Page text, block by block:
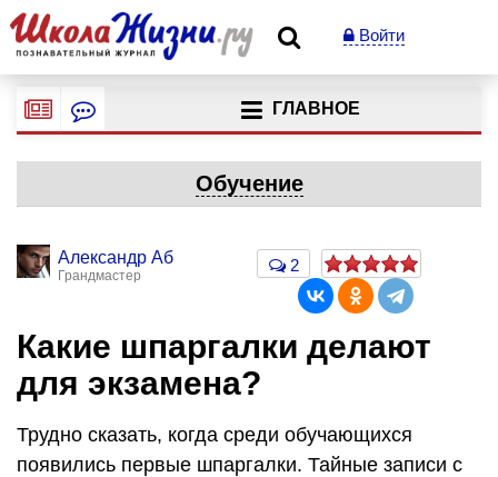
Войти
ГЛАВНОЕ
Обучение
Александр Аб
Грандмастер
2
Какие шпаргалки делают
для экзамена?
Трудно сказать, когда среди обучающихся
появились первые шпаргалки. Тайные записи с